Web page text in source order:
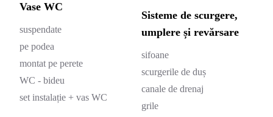
Vase WC
suspendate
pe podea
montat pe perete
WC - bideu
set instalație + vas WC
Sisteme de scurgere,
umplere și revărsare
sifoane
scurgerile de duș
canale de drenaj
grile